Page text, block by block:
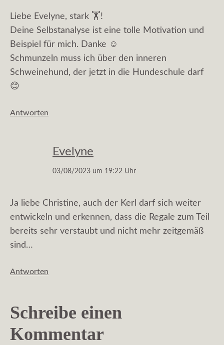
Liebe Evelyne, stark 🏋️!
Deine Selbstanalyse ist eine tolle Motivation und
Beispiel für mich. Danke ☺️
Schmunzeln muss ich über den inneren
Schweinehund, der jetzt in die Hundeschule darf
😊
Antworten
Evelyne
03/08/2023 um 19:22 Uhr
Ja liebe Christine, auch der Kerl darf sich weiter
entwickeln und erkennen, dass die Regale zum Teil
bereits sehr verstaubt und nicht mehr zeitgemäß
sind…
Antworten
Schreibe einen
Kommentar